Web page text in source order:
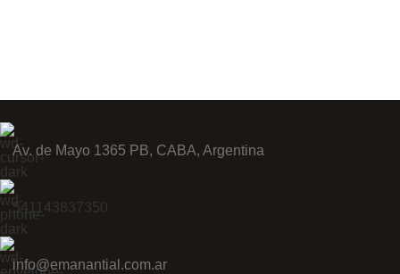
Av. de Mayo 1365 PB, CABA, Argentina
541143837350
info@emanantial.com.ar